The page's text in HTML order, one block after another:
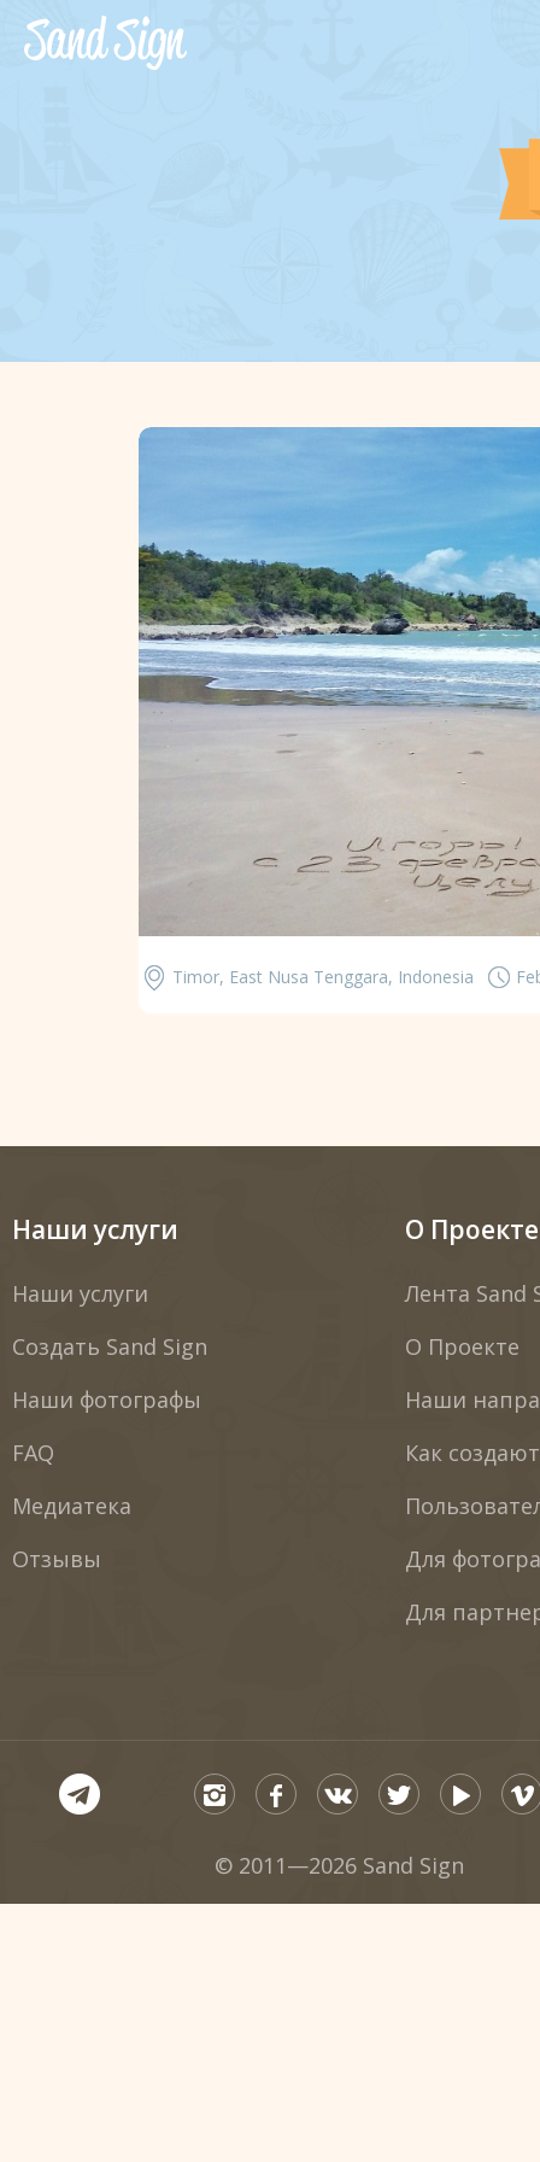
Timor, East Nusa Tenggara, Indonesia
Наши услуги
Наши услуги
Создать Sand Sign
Наши фотографы
FAQ
Медиатека
Отзывы
О Проекте
Лента Sand
О Проекте
Наши
Как
Для
Для
© 2011—2026 Sand Sign